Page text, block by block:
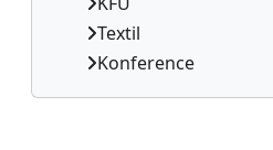
Textil
Konference